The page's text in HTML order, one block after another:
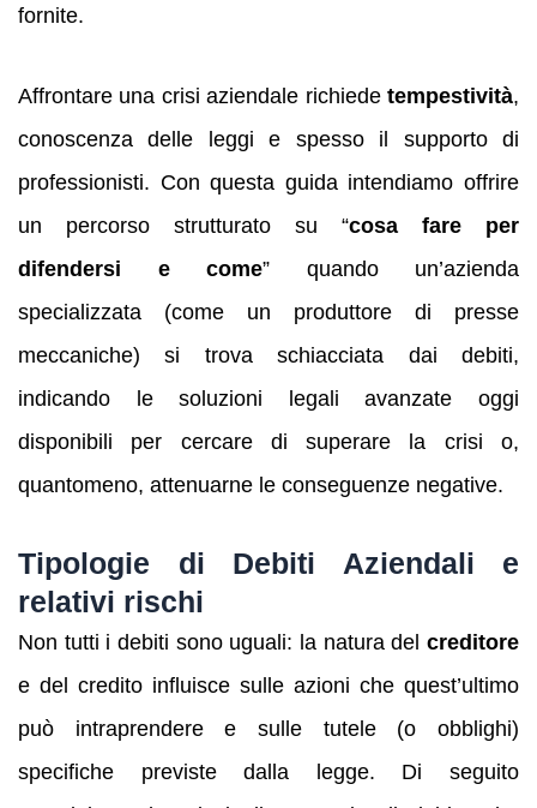
fornite.
Affrontare una crisi aziendale richiede tempestività,
conoscenza delle leggi e spesso il supporto di
professionisti. Con questa guida intendiamo offrire
un percorso strutturato su “cosa fare per
difendersi e come” quando un’azienda
specializzata (come un produttore di presse
meccaniche) si trova schiacciata dai debiti,
indicando le soluzioni legali avanzate oggi
disponibili per cercare di superare la crisi o,
quantomeno, attenuarne le conseguenze negative.
Tipologie di Debiti Aziendali e
relativi rischi
Non tutti i debiti sono uguali: la natura del creditore
e del credito influisce sulle azioni che quest’ultimo
può intraprendere e sulle tutele (o obblighi)
specifiche previste dalla legge. Di seguito